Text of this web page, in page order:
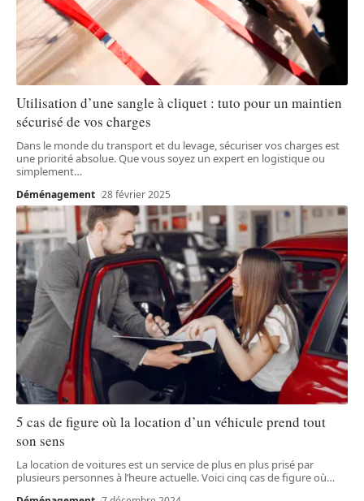
Utilisation d’une sangle à cliquet : tuto pour un maintien
sécurisé de vos charges
Dans le monde du transport et du levage, sécuriser vos charges est
une priorité absolue. Que vous soyez un expert en logistique ou
simplement…
Déménagement 28 février 2025
5 cas de figure où la location d’un véhicule prend tout
son sens
La location de voitures est un service de plus en plus prisé par
plusieurs personnes à l’heure actuelle. Voici cinq cas de figure où…